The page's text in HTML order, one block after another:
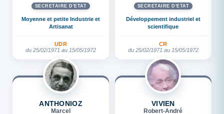
SECRÉTAIRE D'ETAT
Moyenne et petite Industrie et
Artisanat
UDR
du 25/02/1971 au 15/05/1972
SECRÉTAIRE D'ETAT
Développement industriel et
scientifique
CR
du 25/02/1971 au 15/05/1972
ANTHONIOZ
Marcel
VIVIEN
Robert-André